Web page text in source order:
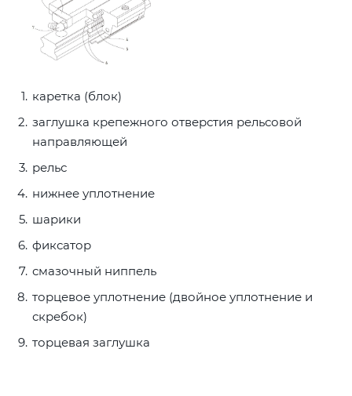
каретка (блок)
заглушка крепежного отверстия рельсовой
направляющей
рельс
нижнее уплотнение
шарики
фиксатор
смазочный ниппель
торцевое уплотнение (двойное уплотнение и
скребок)
торцевая заглушка